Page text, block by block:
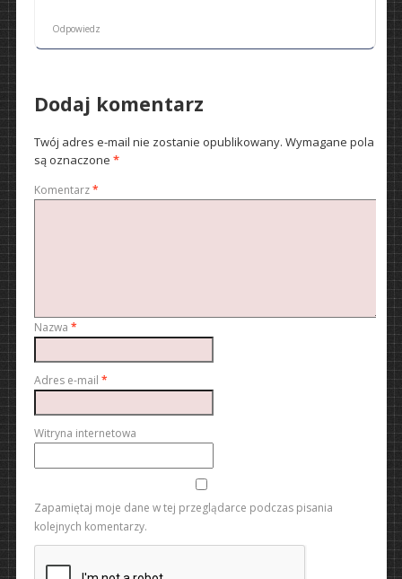
Odpowiedz
Dodaj komentarz
Twój adres e-mail nie zostanie opublikowany. Wymagane pola
są oznaczone *
Komentarz*
Nazwa *
Adres e-mail *
Witryna internetowa
Zapamiętaj moje dane w tej przeglądarce podczas pisania
kolejnych komentarzy.